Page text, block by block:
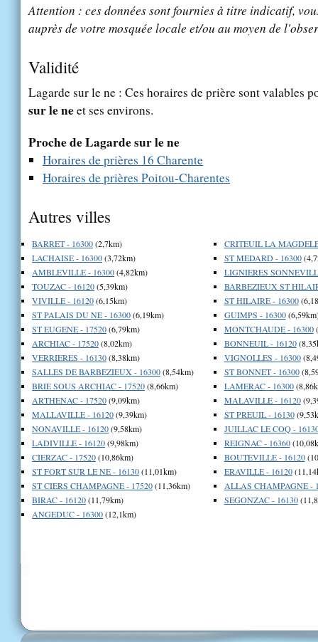
Attention : ces données sont fournies à titre indicatif,
auprès de votre mosquée locale et/ou au moyen de
Validité
Lagarde sur le ne : Ces horaires de prière sont valables
sur le neet ses environs.
Proche de Lagarde sur le ne
Horaires de prières 16 Charente
Horaires de prières Poitou-Charentes
Autres villes
BARRET - 16300(2,7km)
LACHAISE - 16300(3,72km)
AMBLEVILLE - 16300(4,82km)
TOUZAC - 16120(5,39km)
VIVILLE - 16120(6,15km)
ST PALAIS DU NE - 16300(6,19km)
ST EUGENE - 17520(6,79km)
ARCHIAC - 17520(8,02km)
VERRIERES - 16130(8,38km)
SALLES DE BARBEZIEUX - 16300(8,54km)
BRIE SOUS ARCHIAC - 17520(8,66km)
ARTHENAC - 17520(9,09km)
MALLAVILLE - 16120(9,39km)
NONAVILLE - 16120(9,58km)
LADIVILLE - 16120(9,98km)
CIERZAC - 17520(10,86km)
ST FORT SUR LE NE - 16130(11,01km)
ST CIERS CHAMPAGNE - 17520(11,36km)
BIRAC - 16120(11,79km)
ANGEDUC - 16300(12,1km)
CRITEUIL LA
ST MEDARD - 16300
LIGNIERES
BARBEZIEUX ST
ST HILAIRE - 16300
GUIMPS - 16300
MONTCHAUDE - 16300
BONNEUIL - 16120
VIGNOLLES - 16300
ST BONNET - 16300
LAMERAC - 16300
MALAVILLE - 16120
ST PREUIL - 16130
JUILLAC LE COQ -
REIGNAC - 16360
BOUTEVILLE - 16120
ERAVILLE - 16120
ALLAS CHAMPAGNE -
SEGONZAC - 16130